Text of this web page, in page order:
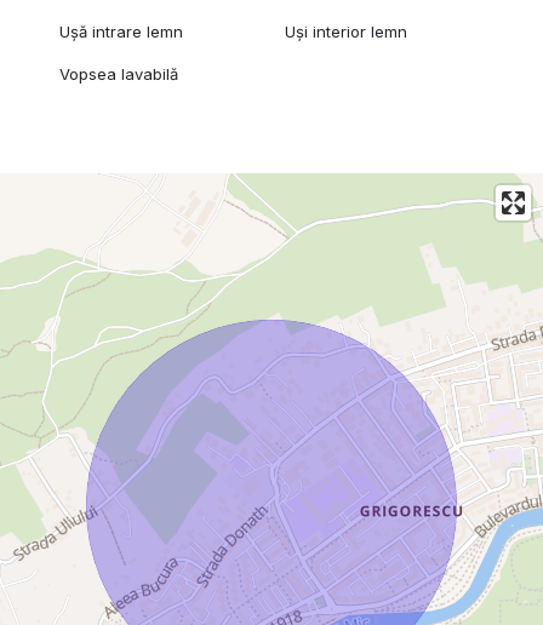
Ușă intrare lemn Uși interior lemn
Vopsea lavabilă